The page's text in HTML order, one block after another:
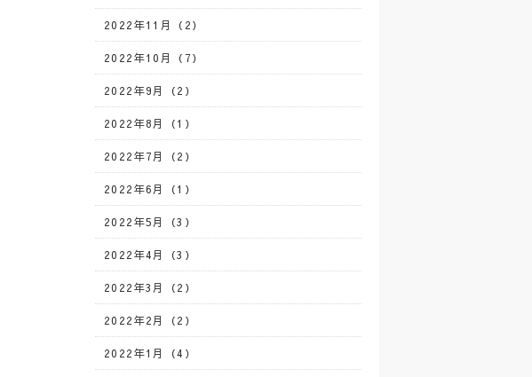
2022年11月（2）
2022年10月（7）
2022年9月（2）
2022年8月（1）
2022年7月（2）
2022年6月（1）
2022年5月（3）
2022年4月（3）
2022年3月（2）
2022年2月（2）
2022年1月（4）